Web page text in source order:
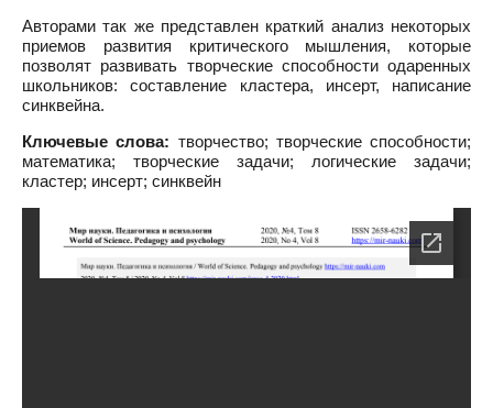
Авторами так же представлен краткий анализ некоторых
приемов развития критического мышления, которые
позволят развивать творческие способности одаренных
школьников: составление кластера, инсерт, написание
синквейна.
Ключевые слова: творчество; творческие способности;
математика; творческие задачи; логические задачи;
кластер; инсерт; синквейн